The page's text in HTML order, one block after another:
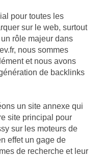
pour toutes les
sur le web, surtout
rôle majeur dans
nous sommes
et nous avons
de backlinks
un site annexe qui
site principal pour
sur les moteurs de
effet un gage de
de recherche et leur